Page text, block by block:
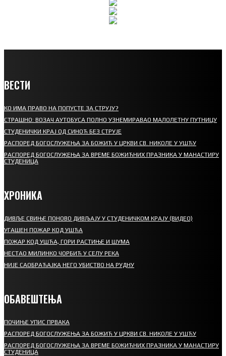
ВЕСТИ
КО ИМА ПРАВО НА ПОПУСТЕ ЗА СТРУЈУ?
СТРАШНО: ВОЗАЧ АУТОБУСА ПОЛНО УЗНЕМИРАВАО МАЛОЛЕТНУ ПУТНИЦУ
СТУДЕНИЧКИ КРАЈ ОД СИНОЋ БЕЗ СТРУЈЕ
РАСПОРЕД БОГОСЛУЖЕЊА ЗА БОЖИЋ У ЦРКВИ СВ. НИКОЛЕ У УШЋУ
РАСПОРЕД БОГОСЛУЖЕЊА ЗА ВРЕМЕ БОЖИЋНИХ ПРАЗНИКА У МАНАСТИРУ
СТУДЕНИЦА
ХРОНИКА
ДИВЉЕ СВИЊЕ ПОНОВО ДИВЉАЈУ У СТУДЕНИЧКОМ КРАЈУ (ВИДЕО)
УГАШЕН ПОЖАР КОД УШЋА
ПОЖАР КОД УШЋА, ГОРИ РАСТИЊЕ И ШУМА
НЕСТАО МИЛИНКО ЧОРБИЋ У СЕЛУ РЕКА
НИЈЕ САОБРАЋАЈКА НЕГО УБИСТВО НА РУДНУ
ОБАВЕШТЕЊА
ПОЧИЊЕ УПИС ПРВАКА
РАСПОРЕД БОГОСЛУЖЕЊА ЗА БОЖИЋ У ЦРКВИ СВ. НИКОЛЕ У УШЋУ
РАСПОРЕД БОГОСЛУЖЕЊА ЗА ВРЕМЕ БОЖИЋНИХ ПРАЗНИКА У МАНАСТИРУ
СТУДЕНИЦА